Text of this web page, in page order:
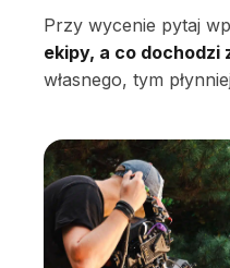
Przy wycenie pytaj
ekipy, a co dochodzi
własnego, tym